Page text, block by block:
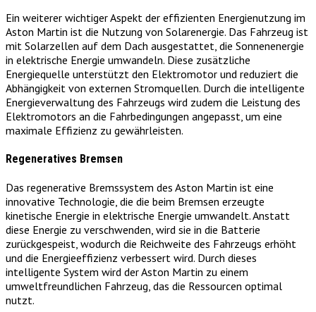
Ein weiterer wichtiger Aspekt der effizienten Energienutzung im
Aston Martin ist die Nutzung von Solarenergie. Das Fahrzeug ist
mit Solarzellen auf dem Dach ausgestattet, die Sonnenenergie
in elektrische Energie umwandeln. Diese zusätzliche
Energiequelle unterstützt den Elektromotor und reduziert die
Abhängigkeit von externen Stromquellen. Durch die intelligente
Energieverwaltung des Fahrzeugs wird zudem die Leistung des
Elektromotors an die Fahrbedingungen angepasst, um eine
maximale Effizienz zu gewährleisten.
Regeneratives Bremsen
Das regenerative Bremssystem des Aston Martin ist eine
innovative Technologie, die die beim Bremsen erzeugte
kinetische Energie in elektrische Energie umwandelt. Anstatt
diese Energie zu verschwenden, wird sie in die Batterie
zurückgespeist, wodurch die Reichweite des Fahrzeugs erhöht
und die Energieeffizienz verbessert wird. Durch dieses
intelligente System wird der Aston Martin zu einem
umweltfreundlichen Fahrzeug, das die Ressourcen optimal
nutzt.